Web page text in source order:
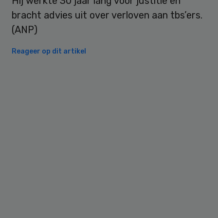
bracht advies uit over verloven aan tbs’ers.
(ANP)
Reageer op dit artikel